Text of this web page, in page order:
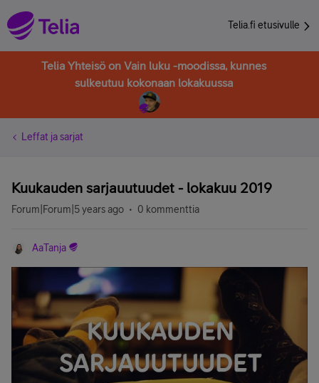
Telia.fi etusivulle
Telia Yhteisö on Vain luku -moodissa, kunnes
sulkeutuu kokonaan lokakuussa
Leffat ja sarjat
Kuukauden sarjauutuudet - lokakuu 2019
Forum|Forum|5 years ago 0 kommenttia
AaTanja